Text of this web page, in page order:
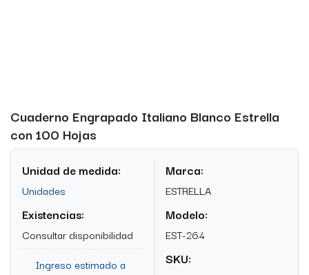
Cuaderno Engrapado Italiano Blanco Estrella
con 100 Hojas
Unidad de medida:
Unidades
Existencias:
Consultar disponibilidad
Ingreso estimado a
Marca:
ESTRELLA
Modelo:
EST-264
SKU: